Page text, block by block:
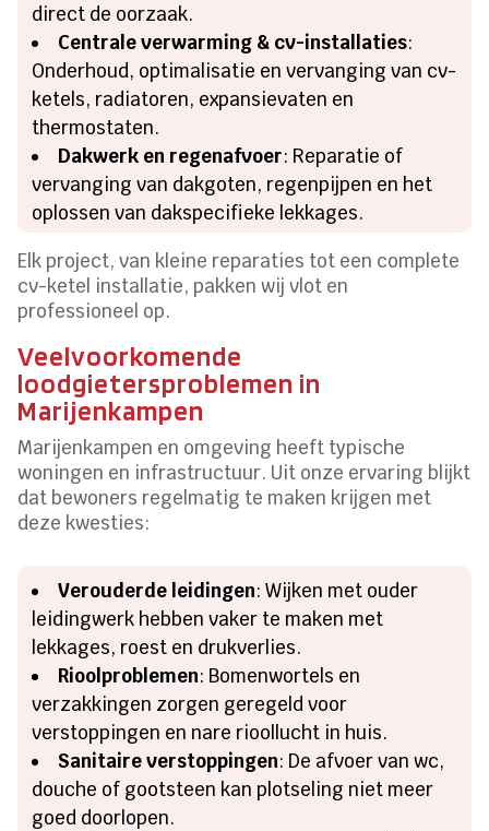
direct de oorzaak.
Centrale verwarming & cv-installaties:
Onderhoud, optimalisatie en vervanging van cv-
ketels, radiatoren, expansievaten en
thermostaten.
Dakwerk en regenafvoer: Reparatie of
vervanging van dakgoten, regenpijpen en het
oplossen van dakspecifieke lekkages.
Elk project, van kleine reparaties tot een complete
cv-ketel installatie, pakken wij vlot en
professioneel op.
Veelvoorkomende
loodgietersproblemen in
Marijenkampen
Marijenkampen en omgeving heeft typische
woningen en infrastructuur. Uit onze ervaring blijkt
dat bewoners regelmatig te maken krijgen met
deze kwesties:
Verouderde leidingen: Wijken met ouder
leidingwerk hebben vaker te maken met
lekkages, roest en drukverlies.
Rioolproblemen: Bomenwortels en
verzakkingen zorgen geregeld voor
verstoppingen en nare rioollucht in huis.
Sanitaire verstoppingen: De afvoer van wc,
douche of gootsteen kan plotseling niet meer
goed doorlopen.